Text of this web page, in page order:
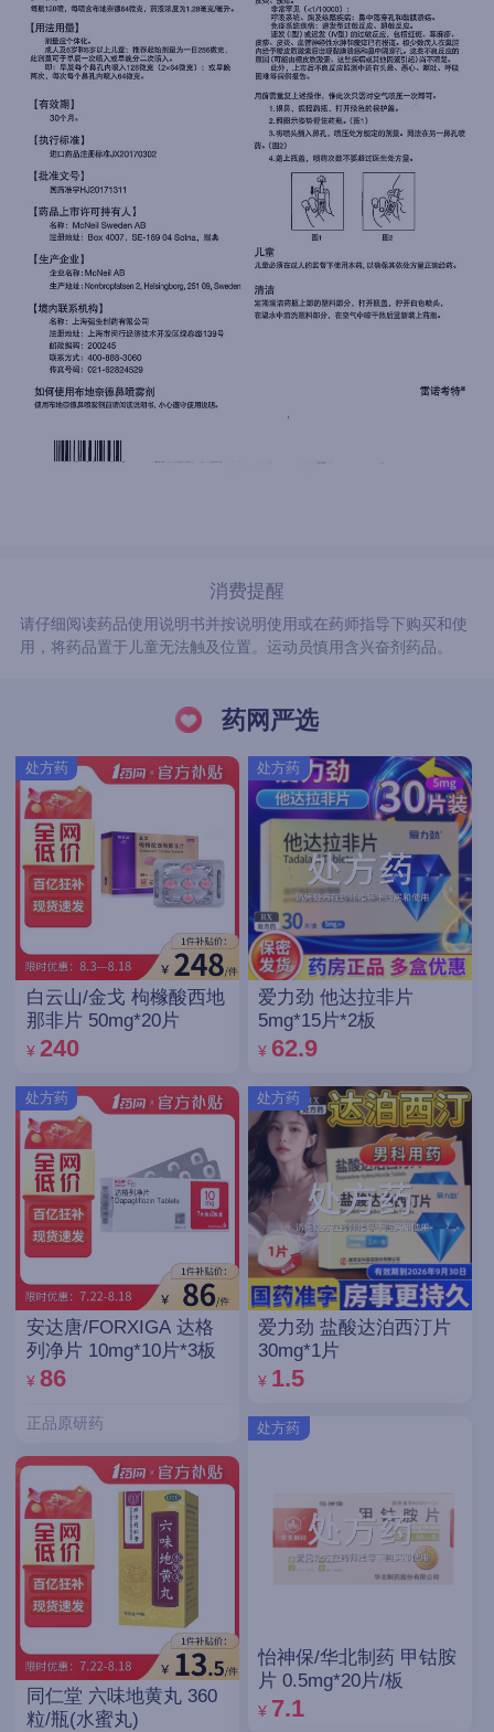
消费提醒
请仔细阅读药品使用说明书并按说明使用或在药师指导下购买和使
用，将药品置于儿童无法触及位置。运动员慎用含兴奋剂药品。
药网严选
处方药
白云山/金戈 枸橼酸西地
那非片 50mg*20片
¥ 240
处方药
安达唐/FORXIGA 达格
列净片 10mg*10片*3板
¥ 86
正品原研药
同仁堂 六味地黄丸 360
粒/瓶(水蜜丸)
处方药
爱力劲 他达拉非片
5mg*15片*2板
¥ 62.9
处方药
爱力劲 盐酸达泊西汀片
30mg*1片
¥ 1.5
处方药
怡神保/华北制药 甲钴胺
片 0.5mg*20片/板
¥ 7.1